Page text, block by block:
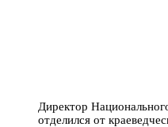
Директор
отделился от